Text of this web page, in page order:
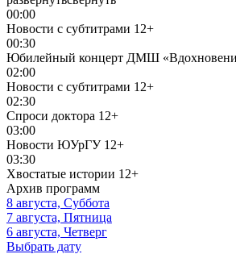
00:00
Новости с субтитрами 12+
00:30
Юбилейный концерт ДМШ
02:00
Новости с субтитрами 12+
02:30
Спроси доктора 12+
03:00
Новости ЮУрГУ 12+
03:30
Хвостатые истории 12+
Архив программ
8 августа, Суббота
7 августа, Пятница
6 августа, Четверг
Выбрать дату